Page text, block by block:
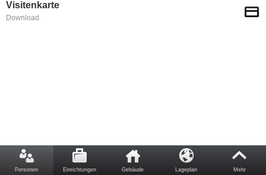
Visitenkarte
Download
Personen Einrichtungen Gebäude Lageplan Mehr